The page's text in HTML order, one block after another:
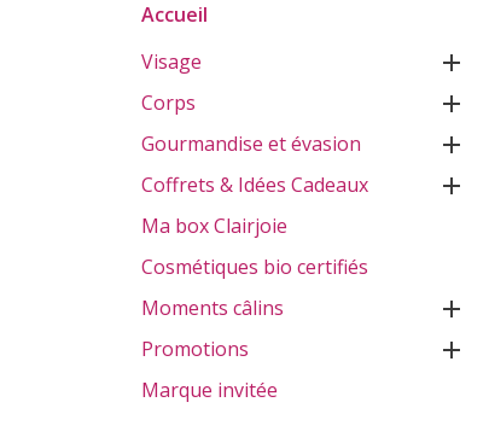
Accueil
Visage

Corps 
Gourmandise et évasion 
Coffrets & Idées Cadeaux 
Ma box Clairjoie
Cosmétiques bio certifiés
Moments câlins

Promotions 
Marque invitée